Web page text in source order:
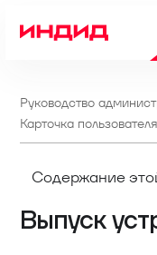
Руководство
Карточка пользователя
Содержание
Выпуск